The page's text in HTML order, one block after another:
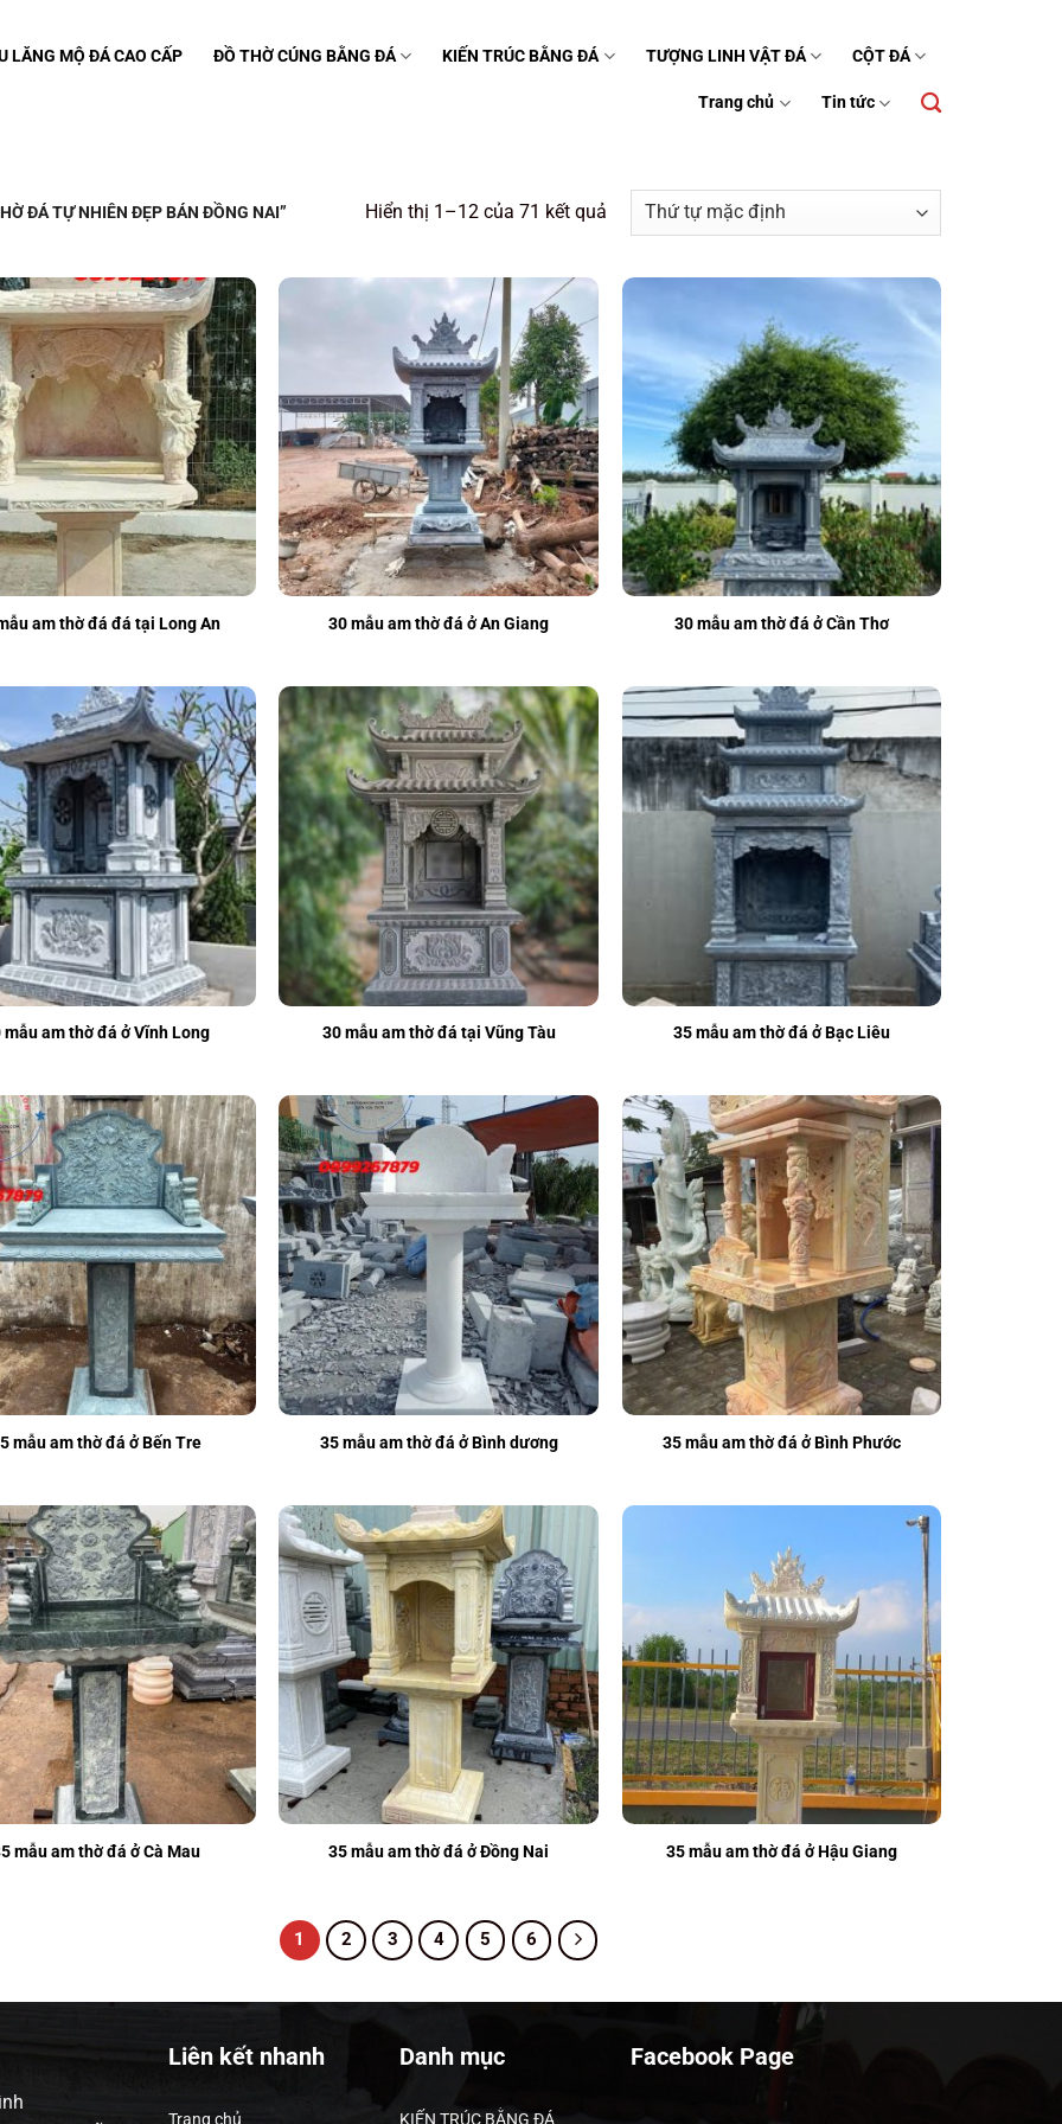
LĂNG MỘ ĐÁ CAO CẤP ĐỒ THỜ CÚNG BẰNG ĐÁ KIẾN TRÚC BẰNG ĐÁ TƯỢNG LINH VẬT ĐÁ CỘT ĐÁ
Trang chủ Tin tức
ĐÁ TỰ NHIÊN ĐẸP BÁN ĐỒNG NAI” Hiển thị 1–12 của 71 kết quả
am thờ đá đá tại Long An 30 mẫu am thờ đá ở An Giang 30 mẫu am thờ đá ở Cần Thơ
mẫu am thờ đá ở Vĩnh Long 30 mẫu am thờ đá tại Vũng Tàu 35 mẫu am thờ đá ở Bạc Liêu
mẫu am thờ đá ở Bến Tre 35 mẫu am thờ đá ở Bình dương 35 mẫu am thờ đá ở Bình Phước
mẫu am thờ đá ở Cà Mau 35 mẫu am thờ đá ở Đồng Nai 35 mẫu am thờ đá ở Hậu Giang
1 2 3 4 5 6
Liên kết nhanh
Trang chủ
Danh mục
KIẾN TRÚC BẰNG ĐÁ
Facebook Page